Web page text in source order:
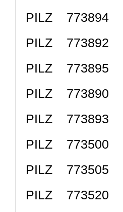
PILZ 773894
PILZ 773892
PILZ 773895
PILZ 773890
PILZ 773893
PILZ 773500
PILZ 773505
PILZ 773520